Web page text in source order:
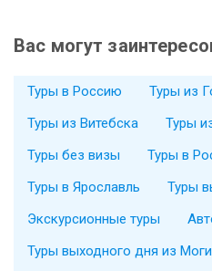
Вас могут
Туры в Россию
Туры из
Туры из Витебска
Туры
Туры без визы
Туры в
Туры в Ярославль
Туры
Экскурсионные туры
Туры выходного дня из